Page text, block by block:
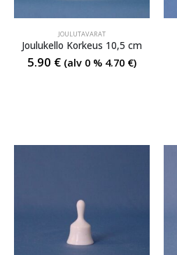
JOULUTAVARAT
Joulukello Korkeus 10,5 cm
5.90 € (alv 0 % 4.70 €)